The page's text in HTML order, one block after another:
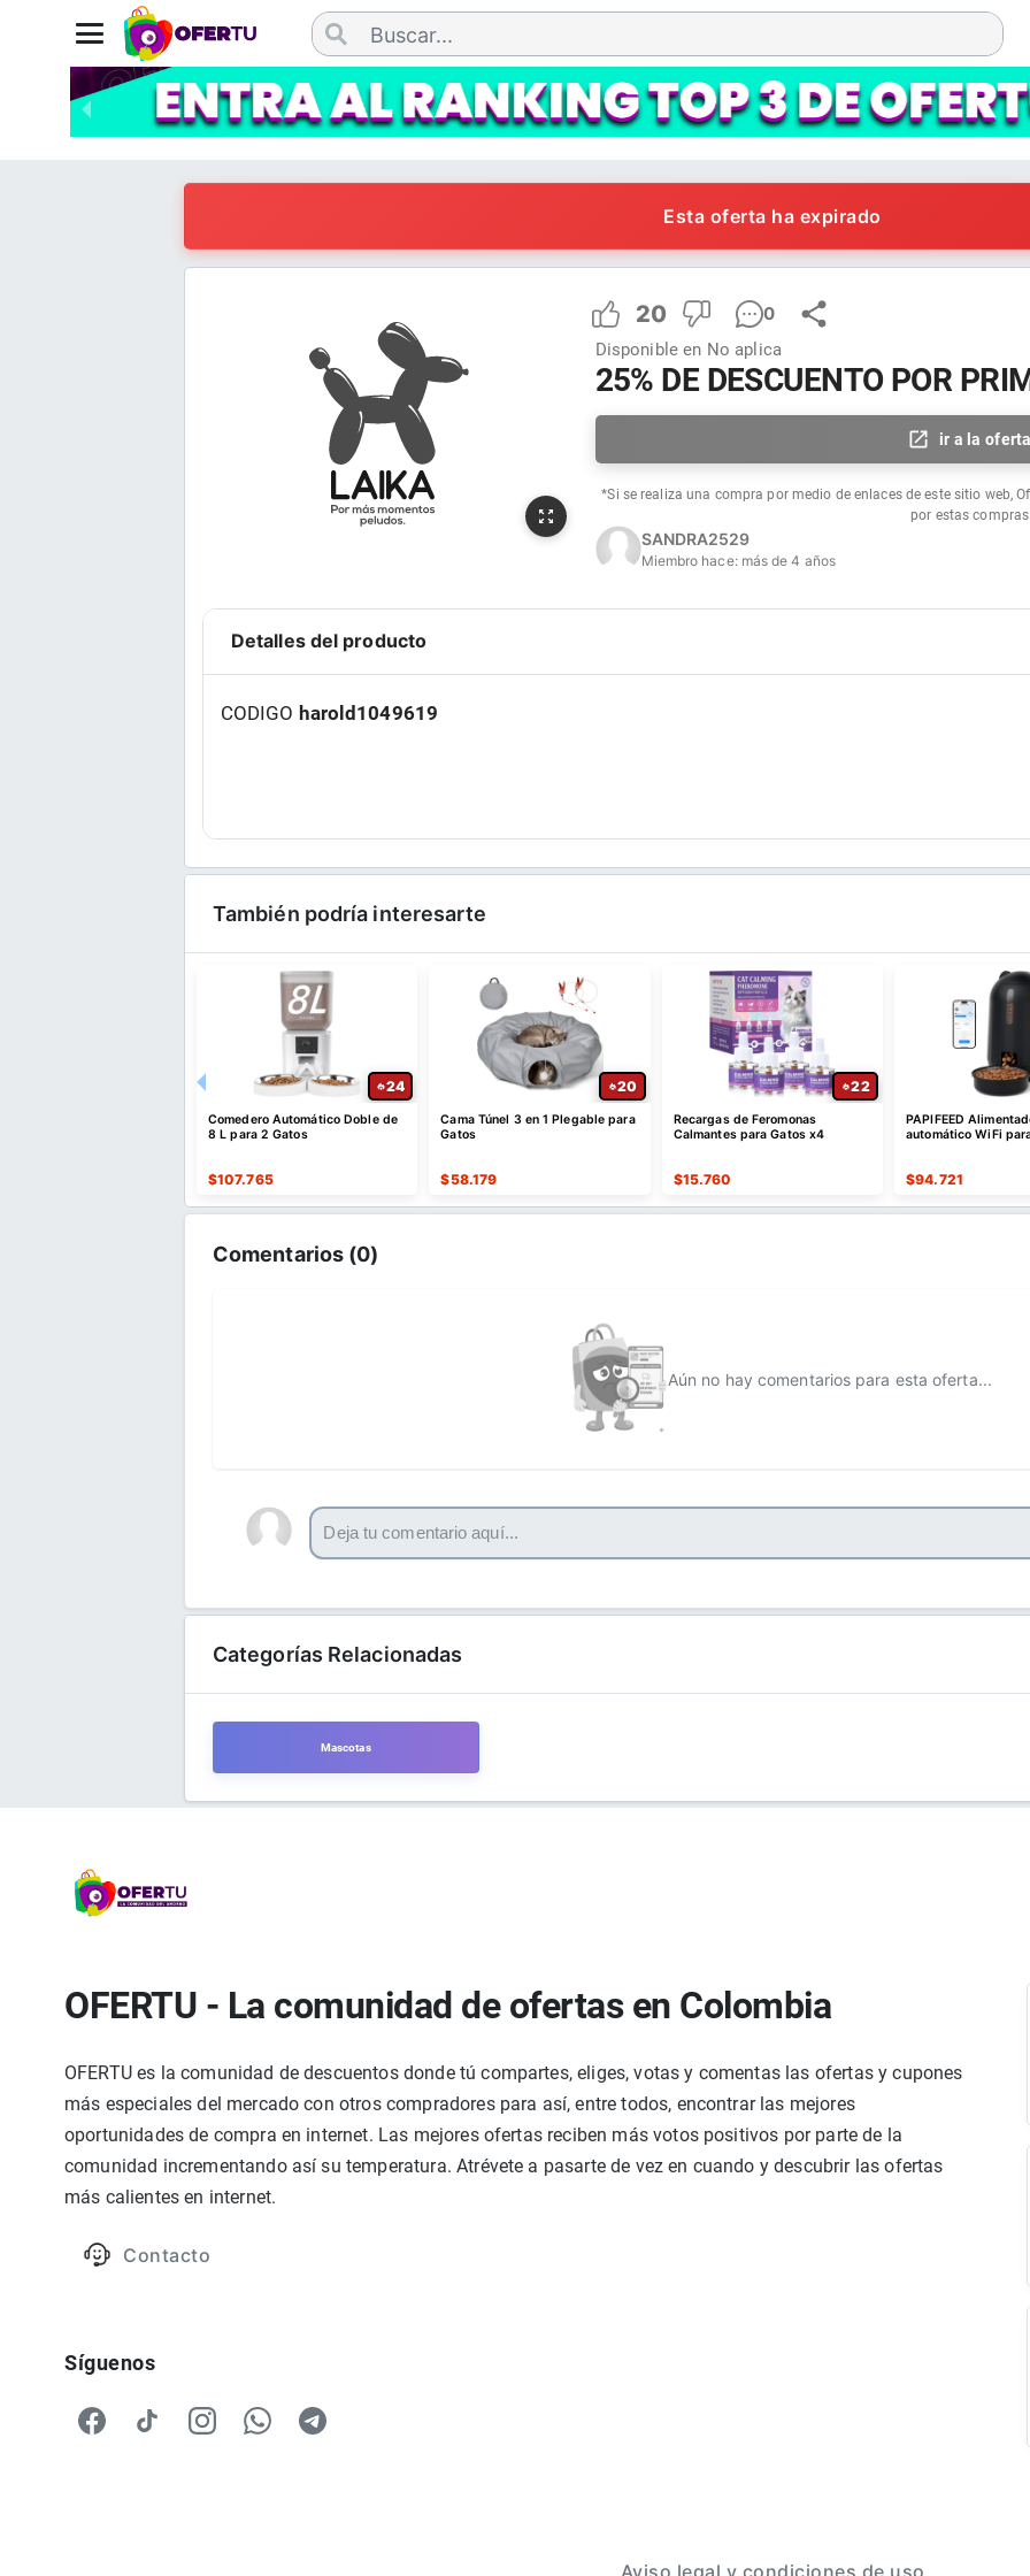
Esta oferta ha expirado
20 0
Disponible en No aplica
25% DE DESCUENTO POR
ir a la
*Si se realiza una compra por medio de enlaces de este sitio web,
por estas
SANDRA2529
Miembro hace: más de 4 años
Detalles del producto
CODIGO harold1049619
También podría interesarte
24
Comedero Automático Doble de
8 L para 2 Gatos
$107.765
20
Cama Túnel 3 en 1 Plegable para
Gatos
$58.179
22
Recargas de Feromonas
Calmantes para Gatos x4
$15.760
PAPIFEED
automático WiFi
$94.721
Comentarios (0)
Aún no hay comentarios para esta oferta...
Categorías Relacionadas
Mascotas
OFERTU - La comunidad de ofertas en Colombia
OFERTU es la comunidad de descuentos donde tú compartes, eliges, votas y comentas las ofertas y cupones
más especiales del mercado con otros compradores para así, entre todos, encontrar las mejores
oportunidades de compra en internet. Las mejores ofertas reciben más votos positivos por parte de la
comunidad incrementando así su temperatura. Atrévete a pasarte de vez en cuando y descubrir las ofertas
más calientes en internet.
Contacto
Síguenos